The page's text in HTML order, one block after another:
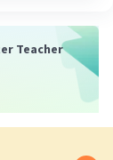
Teacher